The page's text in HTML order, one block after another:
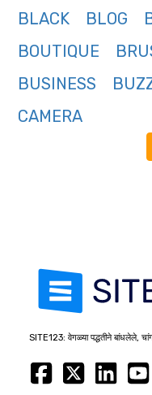
BLACK
BLOG
BOUTIQUE
BUSINESS
CAMERA
SITE123: वेगळ्या पद्धतीने बांधलेले,